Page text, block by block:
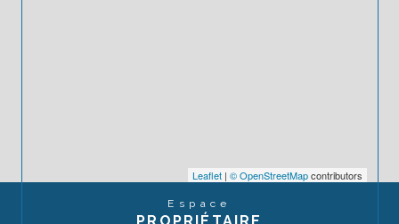
Leaflet | © OpenStreetMapcontributors
Espace
PROPRIÉTAIRE